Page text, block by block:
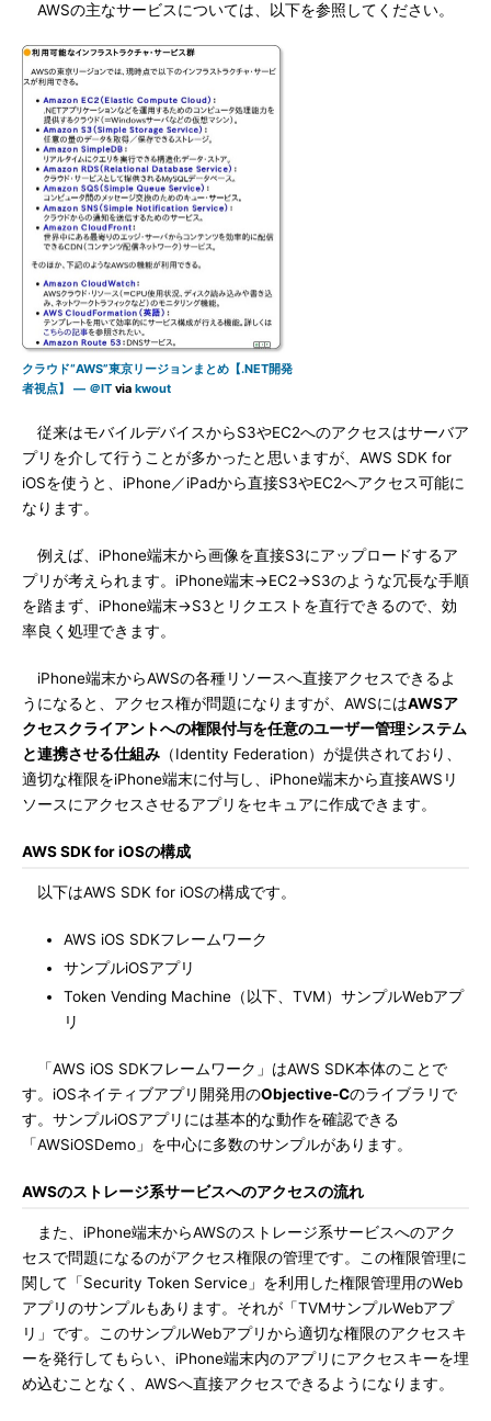
AWSの主なサービスについては、以下を参照してください。
クラウド“AWS”東京リージョンまとめ【.NET開発
者視点】 ― ＠IT via kwout
従来はモバイルデバイスからS3やEC2へのアクセスはサーバア
プリを介して行うことが多かったと思いますが、AWS SDK for
iOSを使うと、iPhone／iPadから直接S3やEC2へアクセス可能に
なります。
例えば、iPhone端末から画像を直接S3にアップロードするア
プリが考えられます。iPhone端末→EC2→S3のような冗長な手順
を踏まず、iPhone端末→S3とリクエストを直行できるので、効
率良く処理できます。
iPhone端末からAWSの各種リソースへ直接アクセスできるよ
うになると、アクセス権が問題になりますが、AWSにはAWSア
クセスクライアントへの権限付与を任意のユーザー管理システム
と連携させる仕組み （Identity Federation）が提供されており、
適切な権限をiPhone端末に付与し、iPhone端末から直接AWSリ
ソースにアクセスさせるアプリをセキュアに作成できます。
AWS SDK for iOSの構成
以下はAWS SDK for iOSの構成です。
AWS iOS SDKフレームワーク
サンプルiOSアプリ
Token Vending Machine（以下、TVM）サンプルWebアプ
リ
「AWS iOS SDKフレームワーク」はAWS SDK本体のことで
す。iOSネイティブアプリ開発用のObjective-Cのライブラリで
す。サンプルiOSアプリには基本的な動作を確認できる
「AWSiOSDemo」を中心に多数のサンプルがあります。
AWSのストレージ系サービスへのアクセスの流れ
また、iPhone端末からAWSのストレージ系サービスへのアク
セスで問題になるのがアクセス権限の管理です。この権限管理に
関して「Security Token Service」を利用した権限管理用のWeb
アプリのサンプルもあります。それが「TVMサンプルWebアプ
リ」です。このサンプルWebアプリから適切な権限のアクセスキ
ーを発行してもらい、iPhone端末内のアプリにアクセスキーを埋
め込むことなく、AWSへ直接アクセスできるようになります。